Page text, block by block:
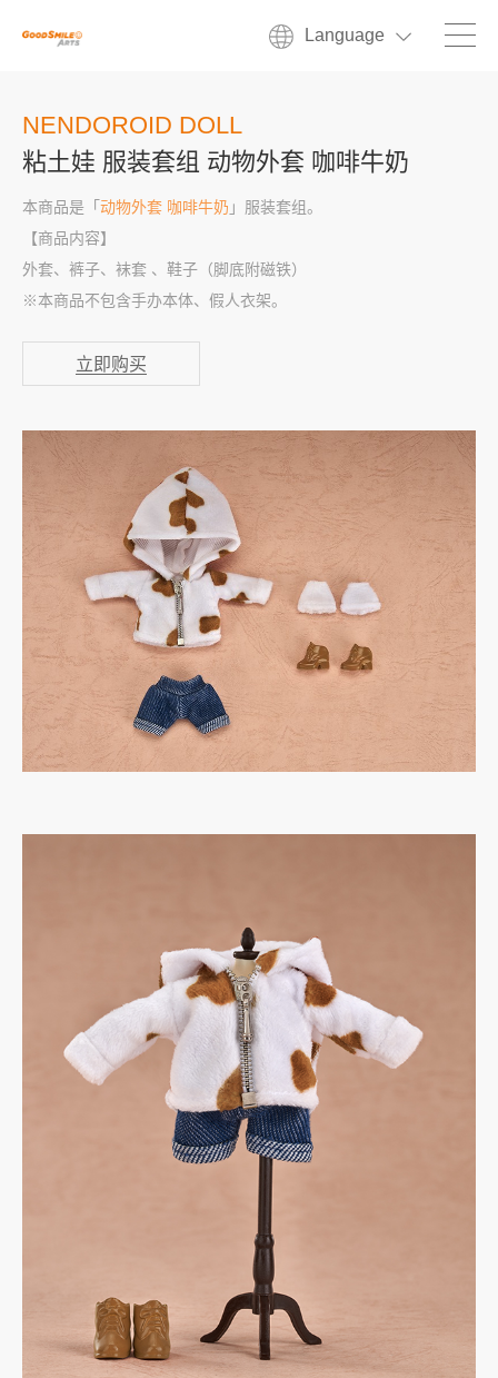
Language
NENDOROID DOLL
粘土娃 服装套组 动物外套 咖啡牛奶
本商品是「 动物外套 咖啡牛奶 」服装套组。
【商品内容】
外套、裤子、袜套 、鞋子（脚底附磁铁）
※本商品不包含手办本体、假人衣架。
立即购买